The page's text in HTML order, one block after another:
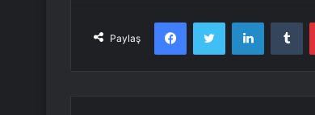
Paylaş
FacebookTwitter LinkedIn